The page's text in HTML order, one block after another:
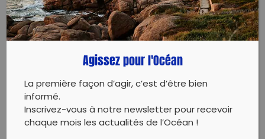
L’activité démarre au bord de la mer avec une sortie
sensibilisation sur la plage. Il s’agira de découvrir la
laisse de mer, ses éléments constitutifs et d’aborder
quantité de notions qui lui sont intimement liées :
bassins versants, cycle de l’eau, océan mondial,
gyres, cordon dunaire, biotope, et bien sûr pollution.
De retour à l’atelier, les participants découvriront une
technique très originale qui permet d’imprimer les
sacs plastiques et réaliseront simplement de
magnifiques compositions.
Agissez pour l'Océan
La première façon d’agir, c’est d’être bien
informé.
Inscrivez-vous à notre newsletter pour recevoir
chaque mois les actualités de l’Océan !